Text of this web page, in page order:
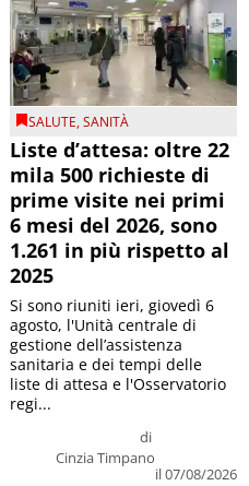
SALUTE,SANITÀ
Liste d’attesa: oltre 22
mila 500 richieste di
prime visite nei primi
6 mesi del 2026, sono
1.261 in più rispetto al
2025
di
Cinzia Timpano
il 07/08/2026
Si sono riuniti ieri, giovedì 6
agosto, l'Unità centrale di
gestione dell’assistenza
sanitaria e dei tempi delle
liste di attesa e l'Osservatorio
regi...